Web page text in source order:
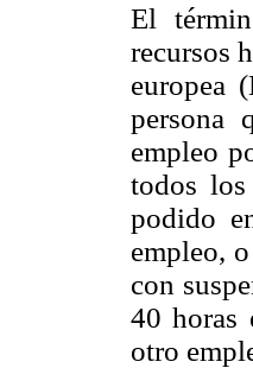
El
recursos
europea
persona
empleo
todos
podido
empleo,
con
40 horas
otro